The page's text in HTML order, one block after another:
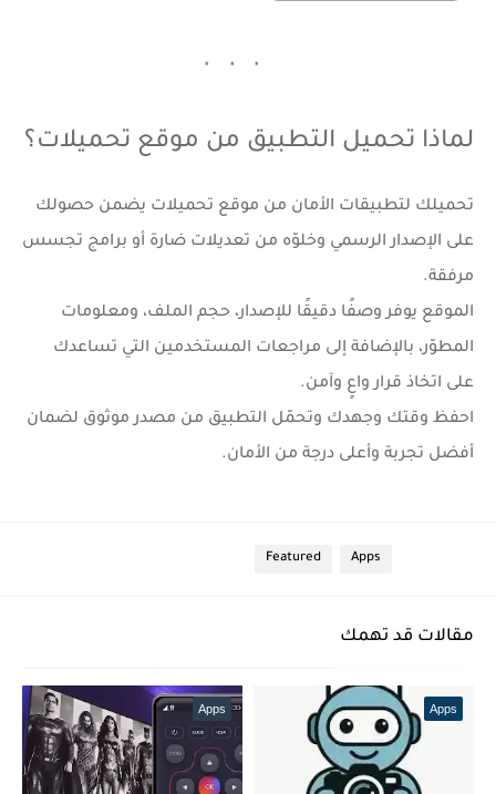
لماذا تحميل التطبيق من موقع تحميلات؟
تحميلك لتطبيقات الأمان من موقع تحميلات يضمن حصولك
على الإصدار الرسمي وخلوّه من تعديلات ضارة أو برامج تجسس
مرفقة.
الموقع يوفر وصفًا دقيقًا للإصدار، حجم الملف، ومعلومات
المطوّر، بالإضافة إلى مراجعات المستخدمين التي تساعدك
على اتخاذ قرار واعٍ وآمن.
احفظ وقتك وجهدك وتحمّل التطبيق من مصدر موثوق لضمان
أفضل تجربة وأعلى درجة من الأمان.
Apps
Featured
مقالات قد تهمك
Apps
Apps